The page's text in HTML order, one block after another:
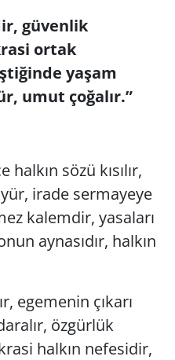
güvenlik
ortak
yaşam
umut çoğalır.”
sözü kısılır,
irade sermayeye
kalemdir, yasaları
aynasıdır, halkın
egemenin çıkarı
özgürlük
halkın nefesidir,